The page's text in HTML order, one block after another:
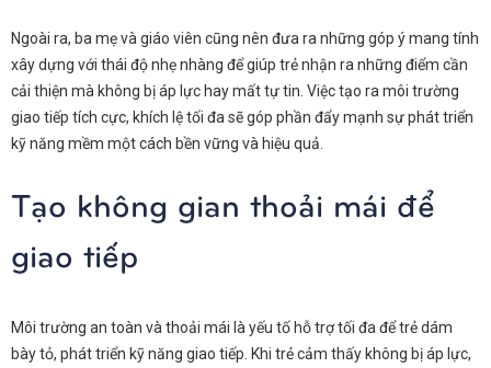
Ngoài ra, ba mẹ và giáo viên cũng nên đưa ra những góp ý mang tính
xây dựng với thái độ nhẹ nhàng để giúp trẻ nhận ra những điểm cần
cải thiện mà không bị áp lực hay mất tự tin. Việc tạo ra môi trường
giao tiếp tích cực, khích lệ tối đa sẽ góp phần đẩy mạnh sự phát triển
kỹ năng mềm một cách bền vững và hiệu quả.
Tạo không gian thoải mái để
giao tiếp
Môi trường an toàn và thoải mái là yếu tố hỗ trợ tối đa để trẻ dám
bày tỏ, phát triển kỹ năng giao tiếp. Khi trẻ cảm thấy không bị áp lực,